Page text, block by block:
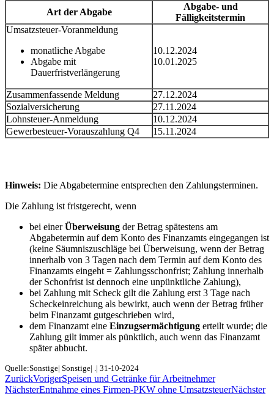
Art der Abgabe
Abgabe- und
Fälligkeitstermin
Umsatzsteuer-Voranmeldung
monatliche Abgabe
Abgabe mit
Dauerfristverlängerung
10.12.2024
10.01.2025
Zusammenfassende Meldung
27.12.2024
Sozialversicherung
27.11.2024
Lohnsteuer-Anmeldung
10.12.2024
Gewerbesteuer-Vorauszahlung Q4
15.11.2024
Hinweis: Die Abgabetermine entsprechen den Zahlungsterminen.
Die Zahlung ist fristgerecht, wenn
bei einerÜberweisung der Betrag spätestens am
Abgabetermin auf dem Konto des Finanzamts eingegangen ist
(keine Säumniszuschläge bei Überweisung, wenn der Betrag
innerhalb von 3 Tagen nach dem Termin auf dem Konto des
Finanzamts eingeht = Zahlungsschonfrist; Zahlung innerhalb
der Schonfrist ist dennoch eine unpünktliche Zahlung),
bei Zahlung mit Scheck gilt die Zahlung erst 3 Tage nach
Scheckeinreichung als bewirkt, auch wenn der Betrag früher
beim Finanzamt gutgeschrieben wird,
dem Finanzamt eine Einzugsermächtigung erteilt wurde; die
Zahlung gilt immer als pünktlich, auch wenn das Finanzamt
später abbucht.
Quelle:Sonstige| Sonstige| .| 31-10-2024
ZurückVorigerSpeisen und Getränke für Arbeitnehmer
NächsterEntnahme eines Firmen-PKW ohne UmsatzsteuerNächster